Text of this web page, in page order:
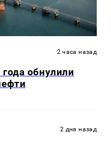
2 часа назад
обнулили
2 дня назад